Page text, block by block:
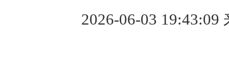
2026-06-03 19:43:09